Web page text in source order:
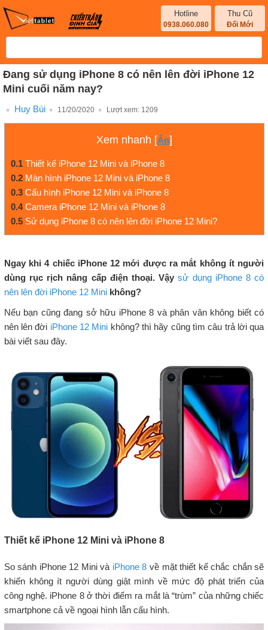
Hotline
0938.060.080
Thu Cũ
Đổi Mới
Đang sử dụng iPhone 8 có nên lên đời iPhone 12
Mini cuối năm nay?
Huy Bùi 11/20/2020 Lượt xem: 1209
Xem nhanh [Ẩn]
0.1 Thiết kế iPhone 12 Mini và iPhone 8
0.2 Màn hình iPhone 12 Mini và iPhone 8
0.3 Cấu hình iPhone 12 Mini và iPhone 8
0.4 Camera iPhone 12 Mini và iPhone 8
0.5 Sử dụng iPhone 8 có nên lên đời iPhone 12 Mini?
Ngay khi 4 chiếc iPhone 12 mới được ra mắt không ít người
dùng rục rịch nâng cấp điện thoại. Vậysử dụng iPhone 8 có
nên lên đời iPhone 12 Minikhông?
Nếu bạn cũng đang sở hữu iPhone 8 và phân vân không biết có
nên lên đời iPhone 12 Mini không? thì hãy cũng tìm câu trả lời qua
bài viết sau đây.
Thiết kế iPhone 12 Mini và iPhone 8
So sánh iPhone 12 Mini và iPhone 8 về mặt thiết kế chắc chắn sẽ
khiến không ít người dùng giật mình về mức độ phát triển của
công nghệ. iPhone 8 ở thời điểm ra mắt là “trùm” của những chiếc
smartphone cả về ngoại hình lẫn cấu hình.